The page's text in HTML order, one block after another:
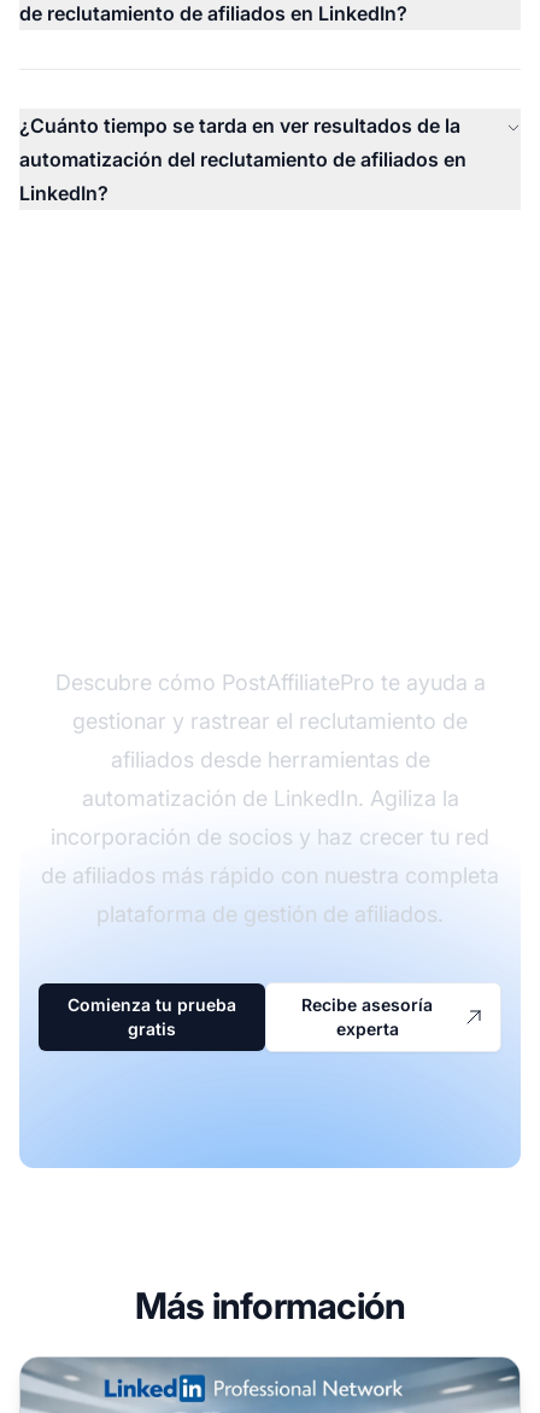
de reclutamiento de afiliados en LinkedIn?
¿Cuánto tiempo se tarda en ver resultados de la
automatización del reclutamiento de afiliados en
LinkedIn?
Descubre cómo PostAffiliatePro te ayuda a
gestionar y rastrear el reclutamiento de
afiliados desde herramientas de
automatización de LinkedIn. Agiliza la
incorporación de socios y haz crecer tu red
de afiliados más rápido con nuestra completa
plataforma de gestión de afiliados.
Comienza tu prueba
gratis
Recibe asesoría
experta
Más información
Cómo identificar potenciales afiliados en LinkedIn